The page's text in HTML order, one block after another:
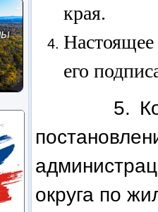
края.
Настоящее
его
5.
округа по